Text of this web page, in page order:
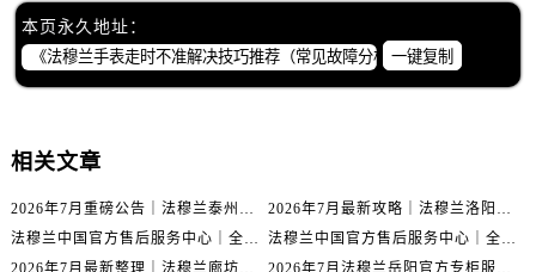
安徽省池州市贵池区长江路法穆兰售后服务中心（需提前预约）
安徽省滁州市琅琊区南谯北路法穆兰售后服务中心（需提前预约）
本页永久地址：
一键复制
相关文章
2026年7月重磅公告｜法穆兰泰州官方专柜服务热线攻略，权威信息一表清
2026年7月最新攻略｜法穆兰洛阳专柜官方客服电话与门店信息一网打尽
法穆兰中国官方售后服务中心｜全部地址与售后服务电话权威信息通知（2026年7月最新）
法穆兰中国官方售后服务中心｜全部网点地址与热线权威信息通告（2026年7月最新）